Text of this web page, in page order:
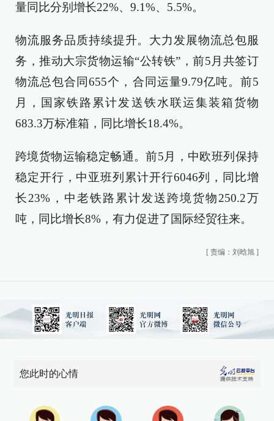
量同比分别增长22%、9.1%、5.5%。
物流服务品质持续提升。大力发展物流总包服
务，推动大宗货物运输“公转铁”，前5月共签订
物流总包合同655个，合同运量9.79亿吨。前5
月，国家铁路累计发送铁水联运集装箱货物
683.3万标准箱，同比增长18.4%。
跨境货物运输稳定畅通。前5月，中欧班列保持
稳定开行，中亚班列累计开行6046列，同比增
长23%，中老铁路累计发送跨境货物250.2万
吨，同比增长8%，有力促进了国际经贸往来。
[ 责编：刘晗旭 ]
您此时的心情